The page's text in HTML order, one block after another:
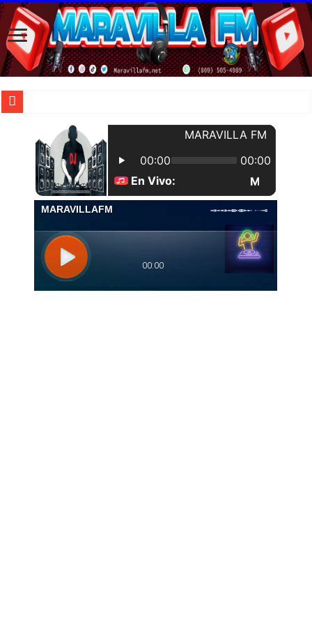
| Apunta estos lugares en tu lista de viajes para este año, ya que República